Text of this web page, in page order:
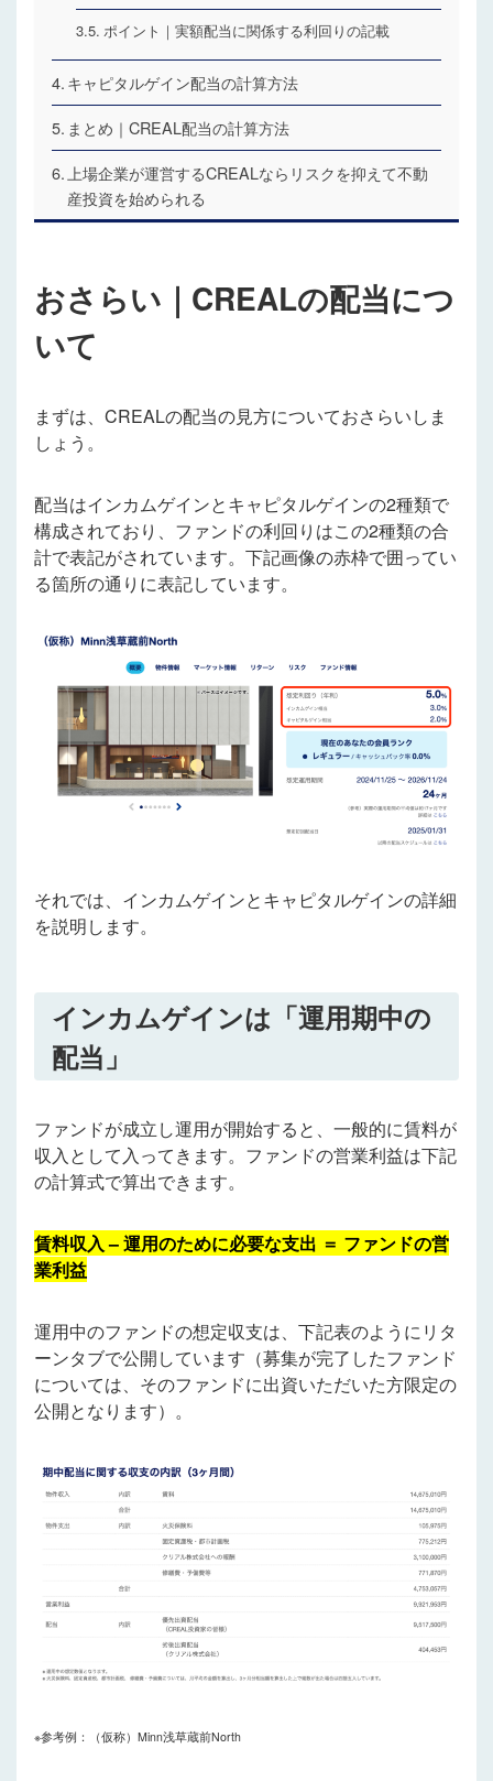
ポイント｜実額配当に関係する利回りの記載
キャピタルゲイン配当の計算方法
まとめ｜CREAL配当の計算方法
上場企業が運営するCREALならリスクを抑えて不動
産投資を始められる
おさらい｜CREALの配当につ
いて
まずは、CREALの配当の見方についておさらいしま
しょう。
配当はインカムゲインとキャピタルゲインの2種類で
構成されており、ファンドの利回りはこの2種類の合
計で表記がされています。下記画像の赤枠で囲ってい
る箇所の通りに表記しています。
それでは、インカムゲインとキャピタルゲインの詳細
を説明します。
インカムゲインは「運用期中の
配当」
ファンドが成立し運用が開始すると、一般的に賃料が
収入として入ってきます。ファンドの営業利益は下記
の計算式で算出できます。
賃料収入 – 運用のために必要な支出 ＝ ファンドの営
業利益
運用中のファンドの想定収支は、下記表のようにリタ
ーンタブで公開しています（募集が完了したファンド
については、そのファンドに出資いただいた方限定の
公開となります）。
※参考例：（仮称）Minn浅草蔵前North